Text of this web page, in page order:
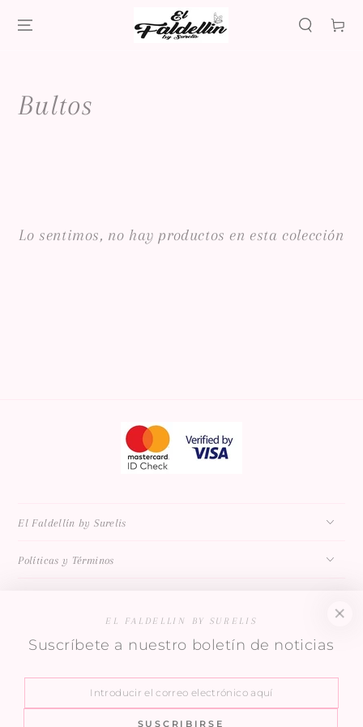
CONTENIDO
Carrito
Colección:
Bultos
Lo sentimos, no hay productos en esta colección
El Faldellín by Surelis
Políticas y Términos
Ofertas y Noticias Exclusivas
EL FALDELLIN BY SURELIS
Suscríbete a nuestro boletín de noticias
el
SUSCRIBIRSE